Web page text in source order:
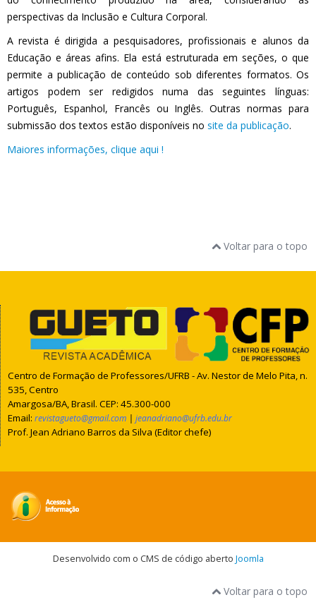
perspectivas da Inclusão e Cultura Corporal.
A revista é dirigida a pesquisadores, profissionais e alunos da
Educação e áreas afins. Ela está estruturada em seções, o que
permite a publicação de conteúdo sob diferentes formatos. Os
artigos podem ser redigidos numa das seguintes línguas:
Português, Espanhol, Francês ou Inglês. Outras normas para
submissão dos textos estão disponíveis no site da publicação.
Maiores informações, clique aqui !
Voltar para o topo
Centro de Formação de Professores/UFRB - Av. Nestor de Melo Pita, n.
535, Centro
Amargosa/BA, Brasil. CEP: 45.300-000
Email: revistagueto@gmail.com | jeanadriano@ufrb.edu.br
Prof. Jean Adriano Barros da Silva (Editor chefe)
Desenvolvido com o CMS de código aberto Joomla
Voltar para o topo